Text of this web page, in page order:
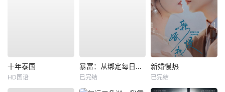
十年泰国
HD国语
暴富：从绑定每日消费系统开始
已完结
新婚慢热
已完结